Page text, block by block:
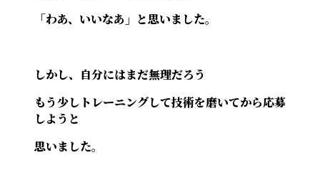
「わあ、いいなあ」と思いました。
しかし、自分にはまだ無理だろう
もう少しトレーニングして技術を磨いてから応募
しようと
思いました。